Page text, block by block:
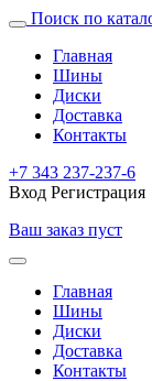
Поиск по
Главная
Шины
Диски
Доставка
Контакты
+7 343 237-237-6
Вход Регистрация
Ваш заказ пуст
Главная
Шины
Диски
Доставка
Контакты